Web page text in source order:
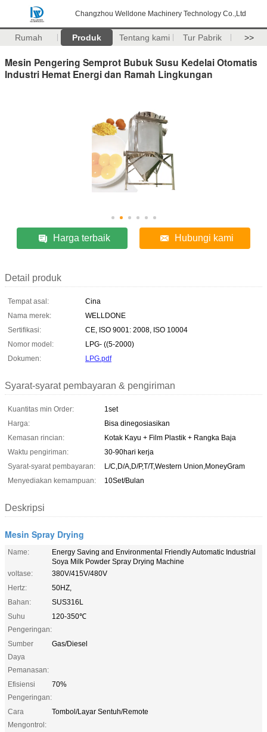
Changzhou Welldone Machinery Technology Co.,Ltd
Rumah Produk Tentang kami Tur Pabrik >>
Mesin Pengering Semprot Bubuk Susu Kedelai Otomatis
Industri Hemat Energi dan Ramah Lingkungan
Harga terbaik Hubungi kami
Detail produk
Tempat asal:
Cina
Nama merek:
WELLDONE
Sertifikasi:
CE, ISO 9001: 2008, ISO 10004
Nomor model:
LPG- ((5-2000)
Dokumen:
LPG.pdf
Syarat-syarat pembayaran & pengiriman
Kuantitas min Order:
1set
Harga:
Bisa dinegosiasikan
Kemasan rincian:
Kotak Kayu + Film Plastik + Rangka Baja
Waktu pengiriman:
30-90hari kerja
Syarat-syarat pembayaran:
L/C,D/A,D/P,T/T,Western Union,MoneyGram
Menyediakan kemampuan:
10Set/Bulan
Deskripsi
Mesin Spray Drying
Name:
Energy Saving and Environmental Friendly Automatic Industrial
Soya Milk Powder Spray Drying Machine
voltase:
380V/415V/480V
Hertz:
50HZ,
Bahan:
SUS316L
Suhu
Pengeringan:
120-350℃
Sumber
Daya
Pemanasan:
Gas/Diesel
Efisiensi
Pengeringan:
70%
Cara
Mengontrol:
Tombol/Layar Sentuh/Remote